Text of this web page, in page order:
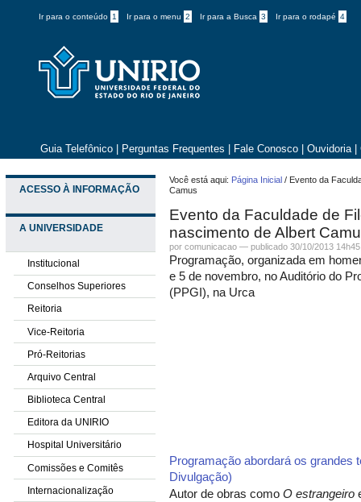
Ir para o conteúdo 1 Ir para o menu 2 Ir para a Busca 3 Ir para o rodapé 4
Guia Telefônico Perguntas Frequentes Fale Conosco Ouvidoria
ACESSO À INFORMAÇÃO
A UNIVERSIDADE
Institucional
Conselhos Superiores
Reitoria
Vice-Reitoria
Pró-Reitorias
Arquivo Central
Biblioteca Central
Editora da UNIRIO
Hospital Universitário
Comissões e Comitês
Internacionalização
Você está aqui: Página Inicial / Evento da
Camus
Evento da Faculdade de
nascimento de Albert
por comunicacao —publicado 30/10/2013
Programação, organizada em
e 5 de novembro, no Auditório do
(PPGI), na Urca
Programação abordará os grandes
Divulgação)
Autor de obras comoO estrangeiro